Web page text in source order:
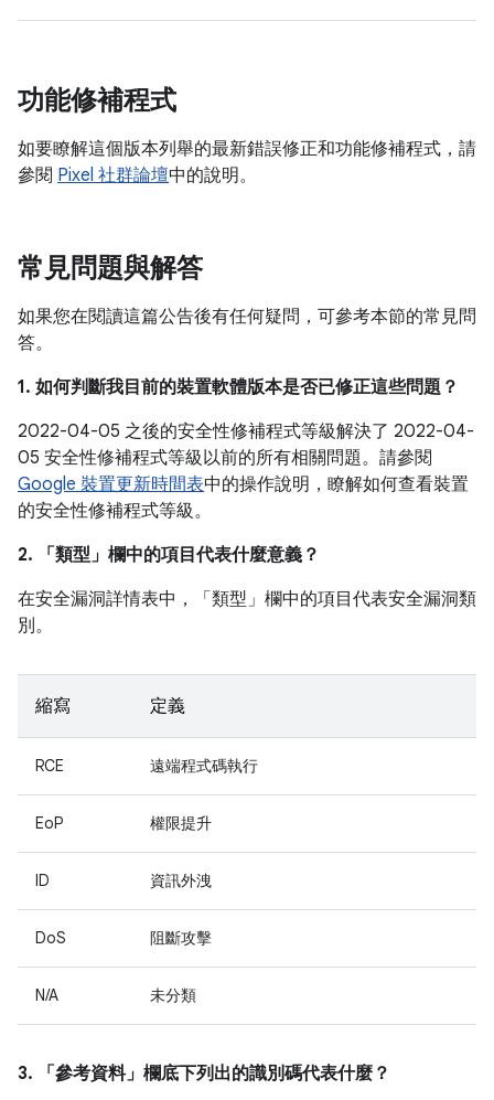
功能修補程式
如要瞭解這個版本列舉的最新錯誤修正和功能修補程式，請
參閱 Pixel 社群論壇中的說明。
常見問題與解答
如果您在閱讀這篇公告後有任何疑問，可參考本節的常見問
答。
1. 如何判斷我目前的裝置軟體版本是否已修正這些問題？
2022-04-05 之後的安全性修補程式等級解決了 2022-04-
05 安全性修補程式等級以前的所有相關問題。請參閱
Google 裝置更新時間表中的操作說明，瞭解如何查看裝置
的安全性修補程式等級。
2. 「類型」 欄中的項目代表什麼意義？
在安全漏洞詳情表中，「類型」 欄中的項目代表安全漏洞類
別。
縮寫 定義
RCE 遠端程式碼執行
EoP 權限提升
ID 資訊外洩
DoS 阻斷攻擊
N/A 未分類
3. 「參考資料」 欄底下列出的識別碼代表什麼？